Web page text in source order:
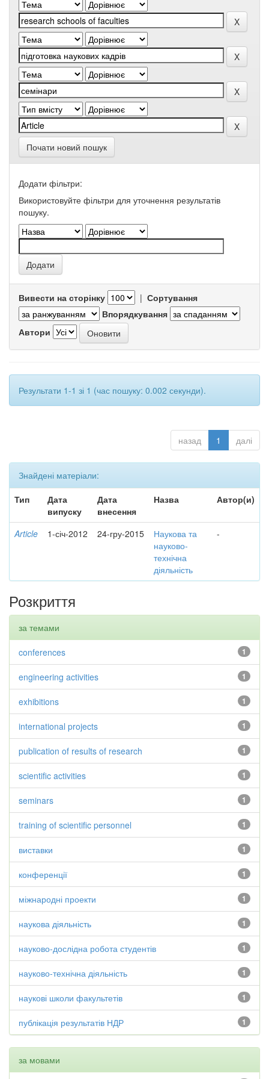
Почати новий пошук
Додати фільтри:
Використовуйте фільтри для уточнення результатів
пошуку.
Вивести на сторінку | Сортування
Впорядкування
Автори
Результати 1-1 зі 1 (час пошуку: 0.002 секунди).
назад 1 далі
Знайдені матеріали:
Тип
Дата
випуску
Дата
внесення
Назва Автор(и)
Article 1-січ-2012 24-гру-2015
Наукова та
науково-
технічна
діяльність
-
Розкриття
за темами
1
conferences
1
engineering activities
1
exhibitions
1
international projects
1
publication of results of research
1
scientific activities
1
seminars
1
training of scientific personnel
1
виставки
1
конференції
1
міжнародні проекти
1
наукова діяльність
1
науково-дослідна робота студентів
1
науково-технічна діяльність
1
наукові школи факультетів
1
публікація результатів НДР
за мовами